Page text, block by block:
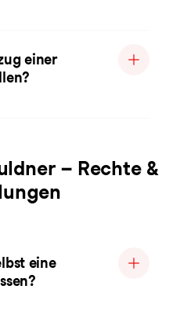
einer
– Rechte &
eine